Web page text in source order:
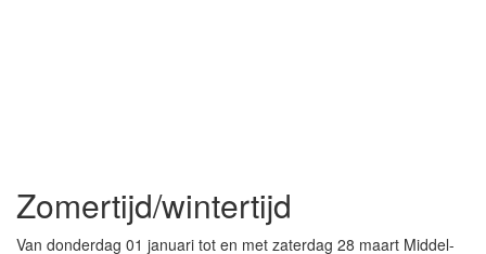
Zomertijd/wintertijd
Van donderdag 01 januari tot en met zaterdag 28 maart Middel-